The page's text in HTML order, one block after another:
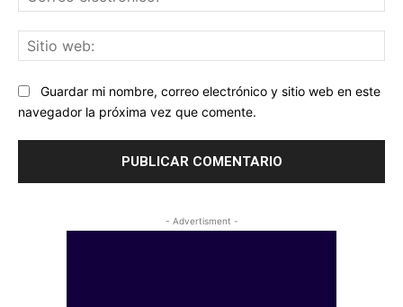
Guardar mi nombre, correo electrónico y sitio web en este
navegador la próxima vez que comente.
- Advertisment -